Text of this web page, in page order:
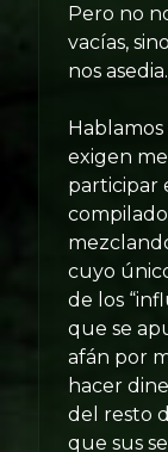
Pero no
vacías,
nos asedia.
exigen
participar
cuyo
de los
que se
afán por
hacer
del resto
que sus